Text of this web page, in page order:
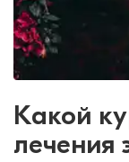
Какой
лечения